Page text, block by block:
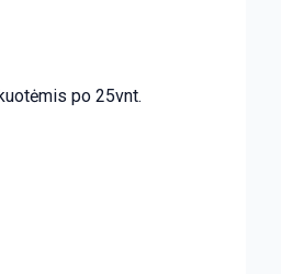
po 25vnt.